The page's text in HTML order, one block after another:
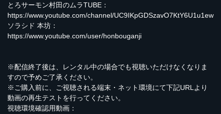
とろサーモン村田のムラTUBE：
https://www.youtube.com/channel/UC9IKpGDSzavO7KtY6U1u1ew
ソラシド 本坊：
https://www.youtube.com/user/honbouganji
※配信終了後は、レンタル中の場合でも視聴いただけなくなりま
すので予めご了承ください。
※ご購入前に、ご視聴される端末・ネット環境にて下記URLより
動画の再生テストを行ってください。
視聴環境確認用動画：